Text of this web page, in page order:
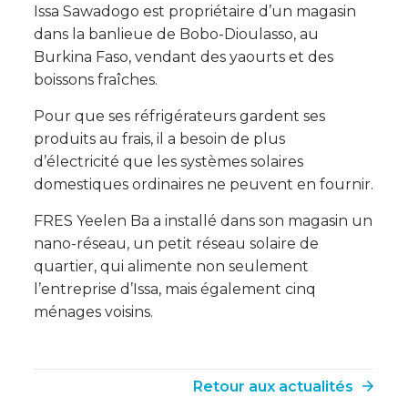
Issa Sawadogo est propriétaire d’un magasin
dans la banlieue de Bobo-Dioulasso, au
Burkina Faso, vendant des yaourts et des
boissons fraîches.
Pour que ses réfrigérateurs gardent ses
produits au frais, il a besoin de plus
d’électricité que les systèmes solaires
domestiques ordinaires ne peuvent en fournir.
FRES Yeelen Ba a installé dans son magasin un
nano-réseau, un petit réseau solaire de
quartier, qui alimente non seulement
l’entreprise d’Issa, mais également cinq
ménages voisins.
Retour aux actualités